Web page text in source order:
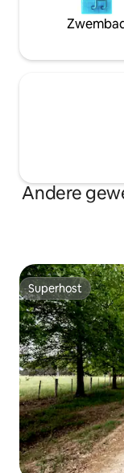
Andere
Superhost
Superhost